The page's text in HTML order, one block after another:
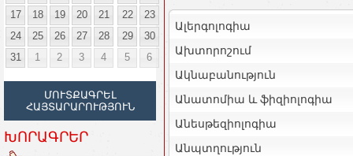
17
18 19 20 21 22
23
24
25 26 27 28 29
30
31
1 2 3 4 5 6
ՄՈՒՏՔԱԳՐԵԼ
ՀԱՅՏԱՐԱՐՈՒԹՅՈՒՆ
ԽՈՐԱԳՐԵՐ
Ալերգոլոգիա
Ախտորոշում
Ակնաբանություն
Անատոմիա և ֆիզիոլոգիա
Անեսթեզիոլոգիա
Անպտղություն